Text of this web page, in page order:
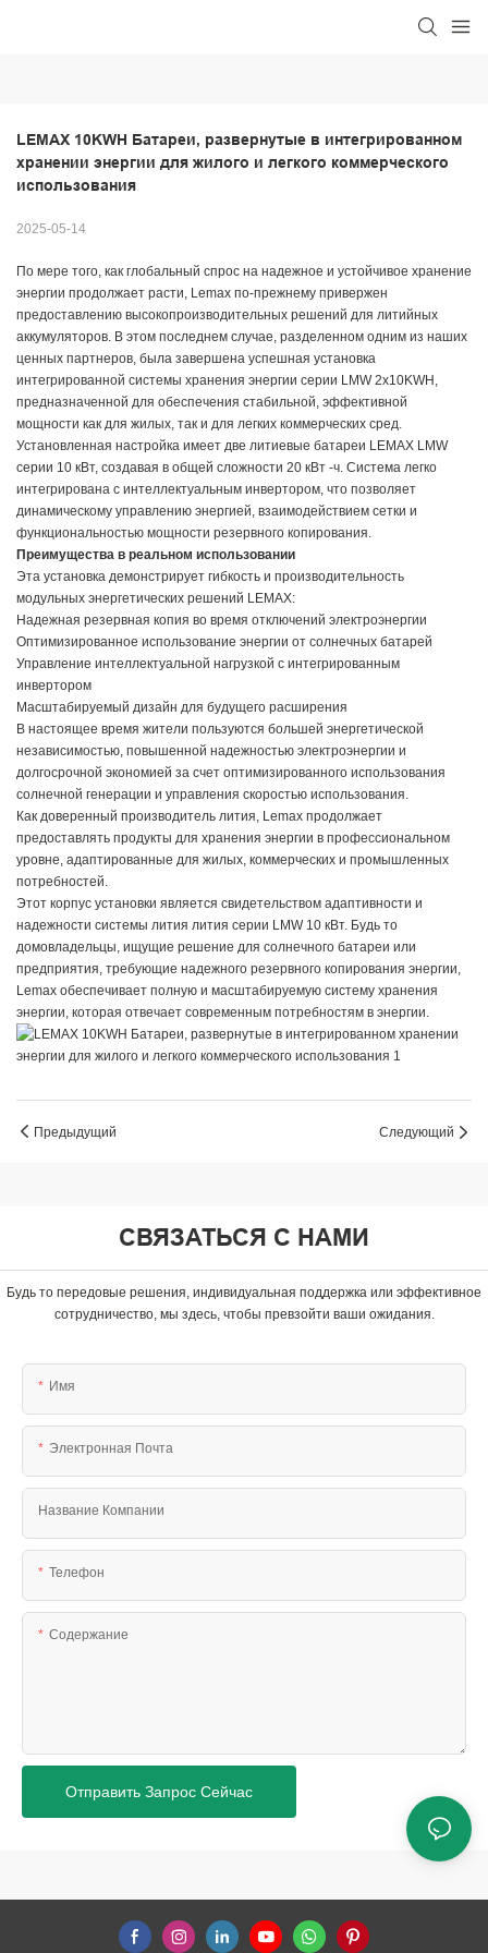
LEMAX 10KWH Батареи, развернутые в интегрированном
хранении энергии для жилого и легкого коммерческого
использования
2025-05-14
По мере того, как глобальный спрос на надежное и устойчивое хранение
энергии продолжает расти, Lemax по-прежнему привержен
предоставлению высокопроизводительных решений для литийных
аккумуляторов. В этом последнем случае, разделенном одним из наших
ценных партнеров, была завершена успешная установка
интегрированной системы хранения энергии серии LMW 2x10KWH,
предназначенной для обеспечения стабильной, эффективной
мощности как для жилых, так и для легких коммерческих сред.
Установленная настройка имеет две литиевые батареи LEMAX LMW
серии 10 кВт, создавая в общей сложности 20 кВт -ч. Система легко
интегрирована с интеллектуальным инвертором, что позволяет
динамическому управлению энергией, взаимодействием сетки и
функциональностью мощности резервного копирования.
Преимущества в реальном использовании
Эта установка демонстрирует гибкость и производительность
модульных энергетических решений LEMAX:
Надежная резервная копия во время отключений электроэнергии
Оптимизированное использование энергии от солнечных батарей
Управление интеллектуальной нагрузкой с интегрированным
инвертором
Масштабируемый дизайн для будущего расширения
В настоящее время жители пользуются большей энергетической
независимостью, повышенной надежностью электроэнергии и
долгосрочной экономией за счет оптимизированного использования
солнечной генерации и управления скоростью использования.
Как доверенный производитель лития, Lemax продолжает
предоставлять продукты для хранения энергии в профессиональном
уровне, адаптированные для жилых, коммерческих и промышленных
потребностей.
Этот корпус установки является свидетельством адаптивности и
надежности системы лития лития серии LMW 10 кВт. Будь то
домовладельцы, ищущие решение для солнечного батареи или
предприятия, требующие надежного резервного копирования энергии,
Lemax обеспечивает полную и масштабируемую систему хранения
энергии, которая отвечает современным потребностям в энергии.
Предыдущий Следующий
СВЯЗАТЬСЯ С НАМИ
Будь то передовые решения, индивидуальная поддержка или эффективное
сотрудничество, мы здесь, чтобы превзойти ваши ожидания.
Имя
Электронная Почта
Название Компании
Телефон
Содержание
Отправить Запрос Сейчас